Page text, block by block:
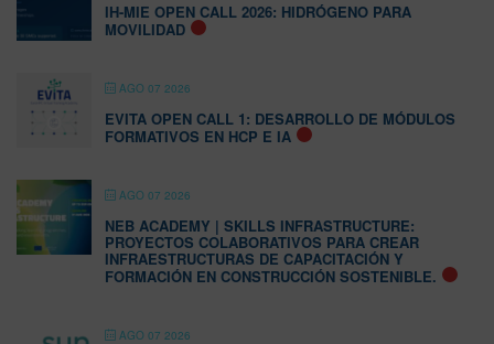
IH-MIE OPEN CALL 2026: HIDRÓGENO PARA
MOVILIDAD
AGO 07 2026
EVITA OPEN CALL 1: DESARROLLO DE MÓDULOS
FORMATIVOS EN HCP E IA
AGO 07 2026
NEB ACADEMY | SKILLS INFRASTRUCTURE:
PROYECTOS COLABORATIVOS PARA CREAR
INFRAESTRUCTURAS DE CAPACITACIÓN Y
FORMACIÓN EN CONSTRUCCIÓN SOSTENIBLE.
AGO 07 2026